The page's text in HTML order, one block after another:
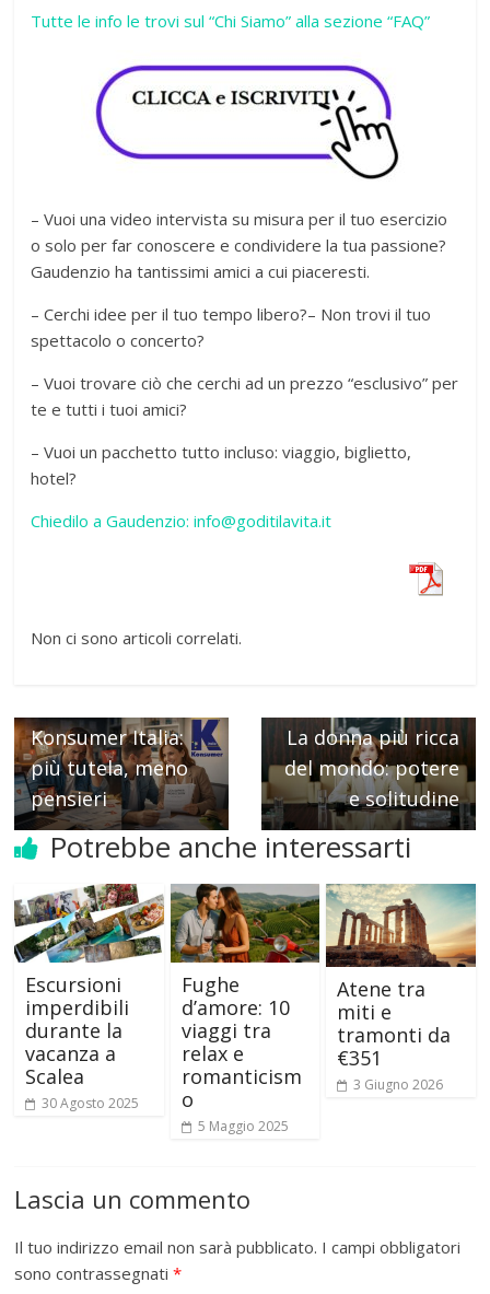
Tutte le info le trovi sul “Chi Siamo” alla sezione “FAQ”
– Vuoi una video intervista su misura per il tuo esercizio
o solo per far conoscere e condividere la tua passione?
Gaudenzio ha tantissimi amici a cui piaceresti.
– Cerchi idee per il tuo tempo libero?– Non trovi il tuo
spettacolo o concerto?
– Vuoi trovare ciò che cerchi ad un prezzo “esclusivo” per
te e tutti i tuoi amici?
– Vuoi un pacchetto tutto incluso: viaggio, biglietto,
hotel?
Chiedilo a Gaudenzio: info@goditilavita.it
Non ci sono articoli correlati.
Konsumer Italia:
più tutela, meno
pensieri
La donna più ricca
del mondo: potere
e solitudine
Potrebbe anche interessarti
Escursioni
imperdibili
durante la
vacanza a
Scalea
30 Agosto 2025
Fughe
d’amore: 10
viaggi tra
relax e
romanticism
o
5 Maggio 2025
Atene tra
miti e
tramonti da
€351
3 Giugno 2026
Lascia un commento
Il tuo indirizzo email non sarà pubblicato. I campi obbligatori
sono contrassegnati*